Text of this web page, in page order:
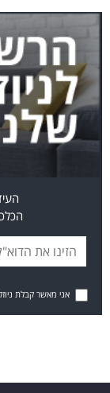
אני מאשר קבלת